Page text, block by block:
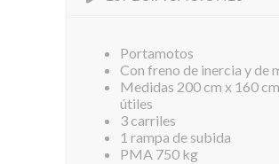
Portamotos
Con freno de inercia y de
Medidas 200 cm x 160 cm
útiles
3 carriles
1 rampa de subida
PMA 750 kg